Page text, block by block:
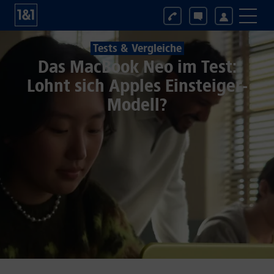
Tests & Vergleiche
Das MacBook Neo im Test:
Lohnt sich Apples Einsteiger-
Modell?